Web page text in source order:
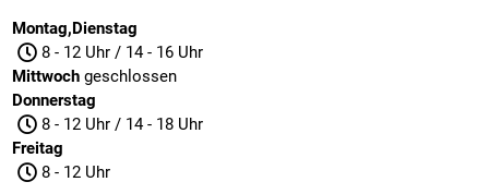
Montag,Dienstag
8 - 12 Uhr / 14 - 16 Uhr
Mittwochgeschlossen
Donnerstag
8 - 12 Uhr / 14 - 18 Uhr
Freitag
8 - 12 Uhr